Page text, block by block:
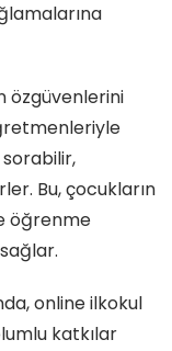
özgüvenlerini
Bu, çocukların
öğrenme
online ilkokul
katkılar